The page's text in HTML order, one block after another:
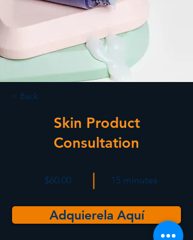
< Back
Skin Product
Consultation
$60.00 15 minutes
Adquierela Aquí